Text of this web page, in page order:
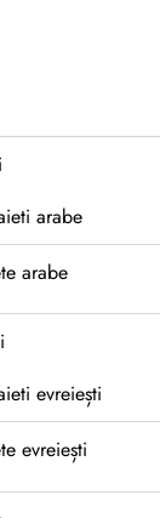
arabe
arabe
evreiești
evreiești